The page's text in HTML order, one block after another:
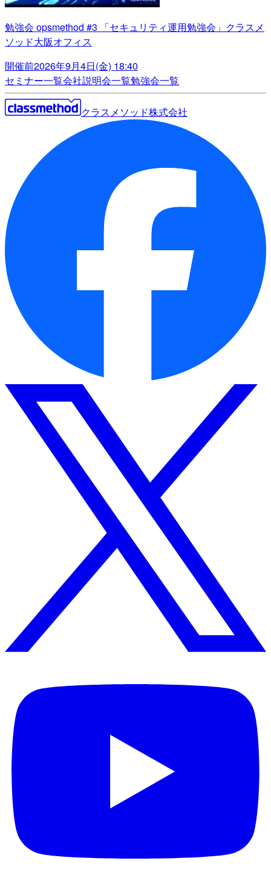
勉強会 opsmethod #3 「セキュリティ運用勉強会」クラスメ
ソッド大阪オフィス
開催前2026年9月4日(金) 18:40
セミナー一覧会社説明会一覧勉強会一覧
クラスメソッド株式会社